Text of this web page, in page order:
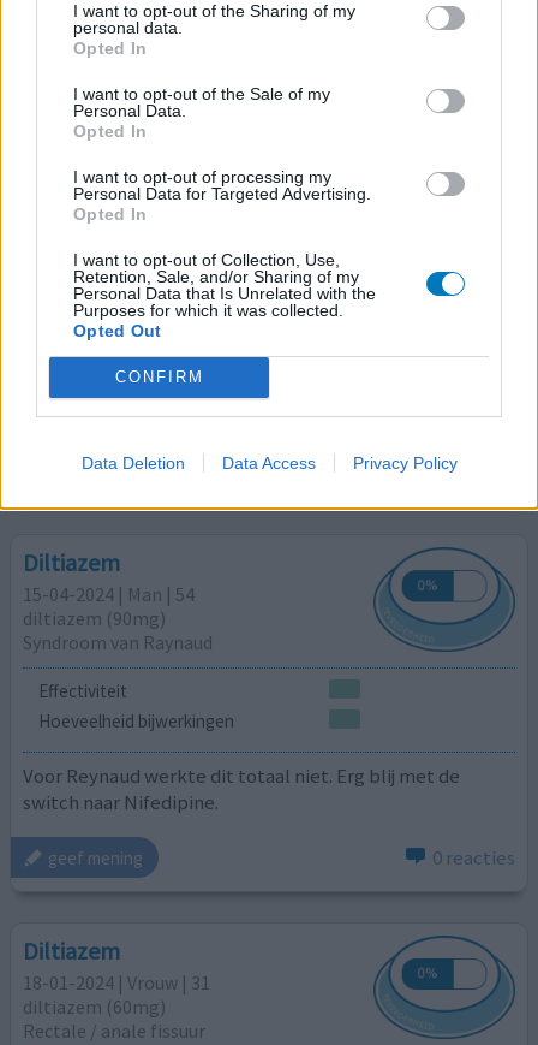
I want to opt-out of the Sharing of my
personal data.
Opted In
I want to opt-out of the Sale of my
Personal Data.
Opted In
I want to opt-out of processing my
Personal Data for Targeted Advertising.
Opted In
I want to opt-out of Collection, Use,
Retention, Sale, and/or Sharing of my
Personal Data that Is Unrelated with the
Purposes for which it was collected.
Opted Out
CONFIRM
Data Deletion Data Access Privacy Policy
op mijn borst is ook erger
[lees meer...]
geef mening 0 reacties
Diltiazem
28-04-2024 | Vrouw | 80
diltiazem (180mg)
Hartklachten
Effectiviteit
Hoeveelheid bijwerkingen
Dit is een van de medicijnen die voorgeschreven werden
ivm blijvende hartklachten, ook na dotteren
geef mening 0 reacties
Diltiazem
15-04-2024 | Man | 54
diltiazem (90mg)
Syndroom van Raynaud
Effectiviteit
Hoeveelheid bijwerkingen
Voor Reynaud werkte dit totaal niet. Erg blij met de
switch naar Nifedipine.
geef mening 0 reacties
Diltiazem
18-01-2024 | Vrouw | 31
diltiazem (60mg)
Rectale / anale fissuur